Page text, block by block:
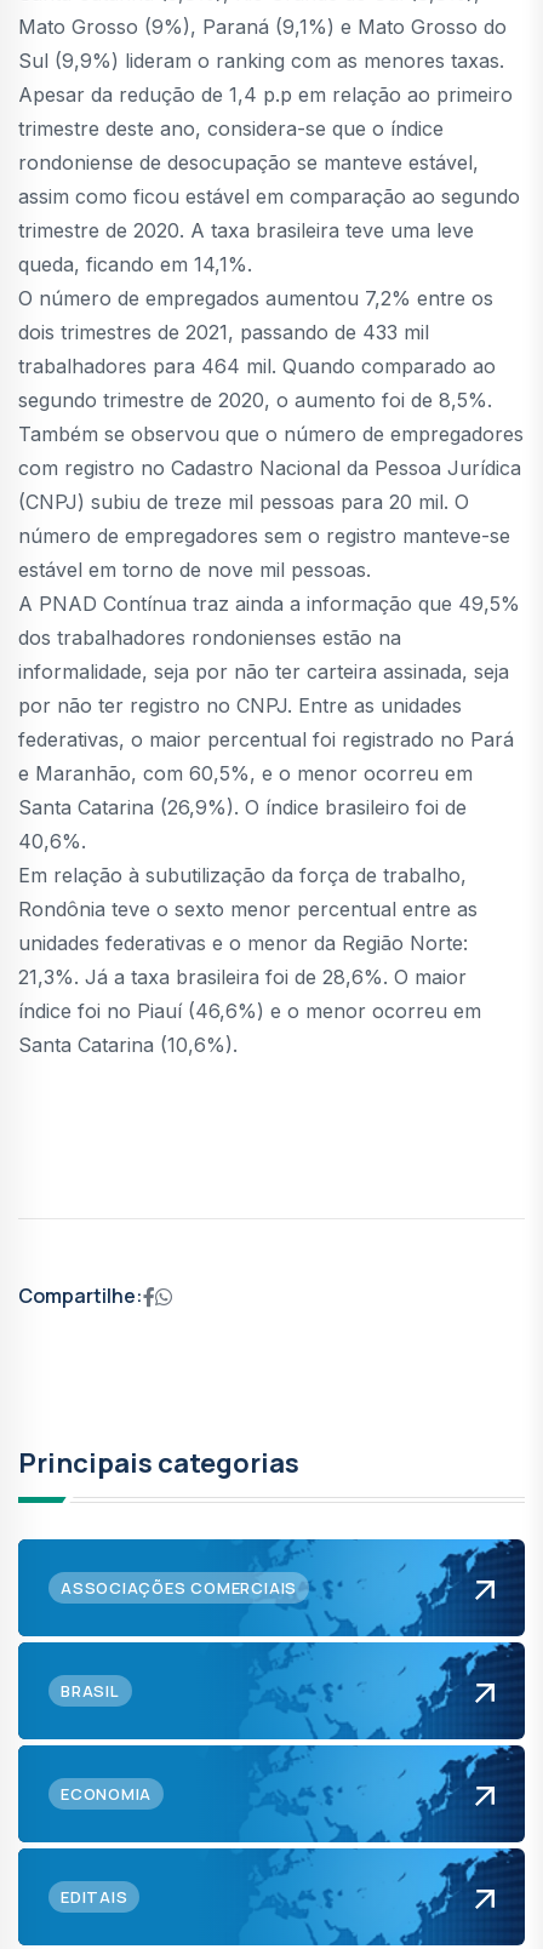
Mato Grosso (9%), Paraná (9,1%) e Mato Grosso do
Sul (9,9%) lideram o ranking com as menores taxas.
Apesar da redução de 1,4 p.p em relação ao primeiro
trimestre deste ano, considera-se que o índice
rondoniense de desocupação se manteve estável,
assim como ficou estável em comparação ao segundo
trimestre de 2020. A taxa brasileira teve uma leve
queda, ficando em 14,1%.
O número de empregados aumentou 7,2% entre os
dois trimestres de 2021, passando de 433 mil
trabalhadores para 464 mil. Quando comparado ao
segundo trimestre de 2020, o aumento foi de 8,5%.
Também se observou que o número de empregadores
com registro no Cadastro Nacional da Pessoa Jurídica
(CNPJ) subiu de treze mil pessoas para 20 mil. O
número de empregadores sem o registro manteve-se
estável em torno de nove mil pessoas.
A PNAD Contínua traz ainda a informação que 49,5%
dos trabalhadores rondonienses estão na
informalidade, seja por não ter carteira assinada, seja
por não ter registro no CNPJ. Entre as unidades
federativas, o maior percentual foi registrado no Pará
e Maranhão, com 60,5%, e o menor ocorreu em
Santa Catarina (26,9%). O índice brasileiro foi de
40,6%.
Em relação à subutilização da força de trabalho,
Rondônia teve o sexto menor percentual entre as
unidades federativas e o menor da Região Norte:
21,3%. Já a taxa brasileira foi de 28,6%. O maior
índice foi no Piauí (46,6%) e o menor ocorreu em
Santa Catarina (10,6%).
Compartilhe:
Principais categorias
ASSOCIAÇÕES COMERCIAIS
BRASIL
ECONOMIA
EDITAIS